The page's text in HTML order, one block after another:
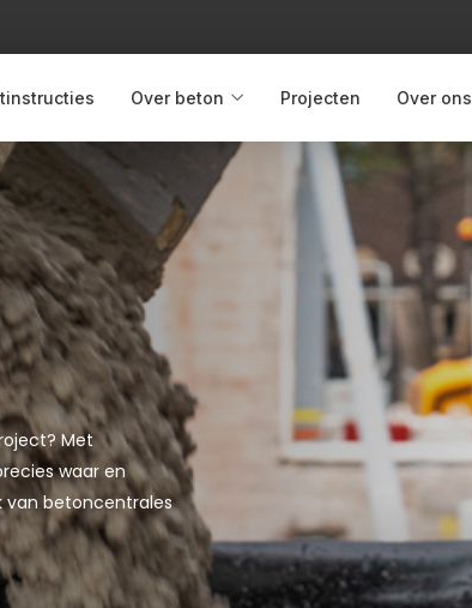
Over beton Projecten Over ons
Met
waar en
van betoncentrales